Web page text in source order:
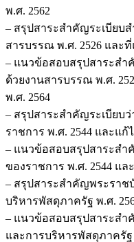
พ.ศ. 2562
– สรุปสาระสำคัญระเบียบ
สารบรรณ พ.ศ. 2526 และ
– แนวข้อสอบสรุปสาระสำ
ด้วยงานสารบรรณ พ.ศ.
พ.ศ. 2564
– สรุปสาระสำคัญระเบียบ
ราชการ พ.ศ. 2544 และแก้
– แนวข้อสอบสรุปสาระสำ
ของราชการ พ.ศ. 2544 แล
– สรุปสาระสำคัญพระรา
บริหารพัสดุภาครัฐ พ.ศ.
– แนวข้อสอบสรุปสาระส
และการบริหารพัสดุภาครัฐ